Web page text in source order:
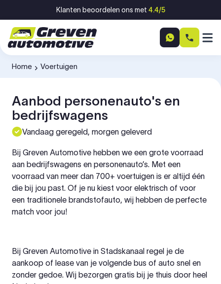
Ga naar inhoudKlanten beoordelen ons met 4.4/5
Home
-
Voertuigen
Aanbod personenauto's en
bedrijfswagens
Vandaag geregeld, morgen geleverd
Bij Greven Automotive hebben we een grote voorraad
aan bedrijfswagens en personenauto’s. Met een
voorraad van meer dan 700+ voertuigen is er altijd één
die bij jou past. Of je nu kiest voor elektrisch of voor
een traditionele brandstofauto, wij hebben de perfecte
match voor jou!
Bij Greven Automotive in Stadskanaal regel je de
aankoop of lease van je volgende bus of auto snel en
zonder gedoe. Wij bezorgen gratis bij je thuis door heel